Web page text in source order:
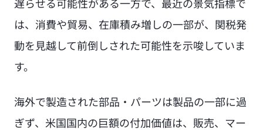
遅らせる可能性がある一方で、最近の景気指標で
は、消費や貿易、在庫積み増しの一部が、関税発
動を見越して前倒しされた可能性を示唆していま
す。
海外で製造された部品・パーツは製品の一部に過
ぎず、米国国内の巨額の付加価値は、販売、マー